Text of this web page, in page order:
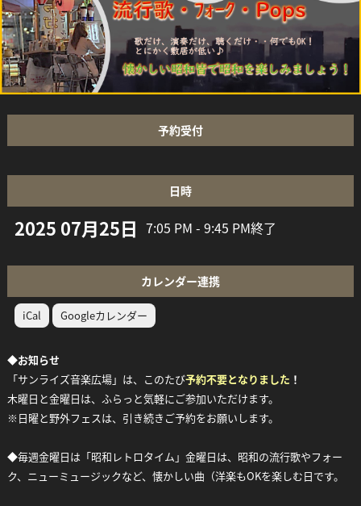
予約受付
日時
2025 07月25日 7:05 PM - 9:45 PM終了
カレンダー連携
iCal Googleカレンダー
◆お知らせ
「サンライズ音楽広場」は、このたび予約不要となりました ！
木曜日と金曜日は、ふらっと気軽にご参加いただけます。
※日曜と野外フェスは、引き続きご予約をお願いします。
◆毎週金曜日は「昭和レトロタイム」金曜日は、昭和の流行歌やフォー
ク、ニューミュージックなど、懐かしい曲（洋楽もOKを楽しむ日です。